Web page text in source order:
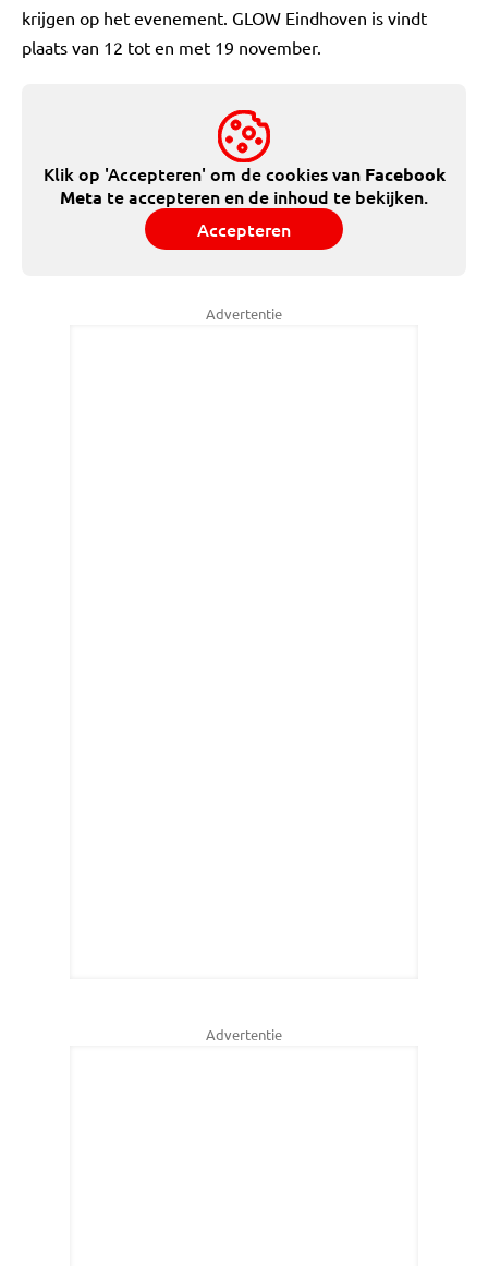
krijgen op het evenement. GLOW Eindhoven is vindt
plaats van 12 tot en met 19 november.
Klik op 'Accepteren' om de cookies van Facebook
Meta te accepteren en de inhoud te bekijken.
Accepteren
Advertentie
Advertentie